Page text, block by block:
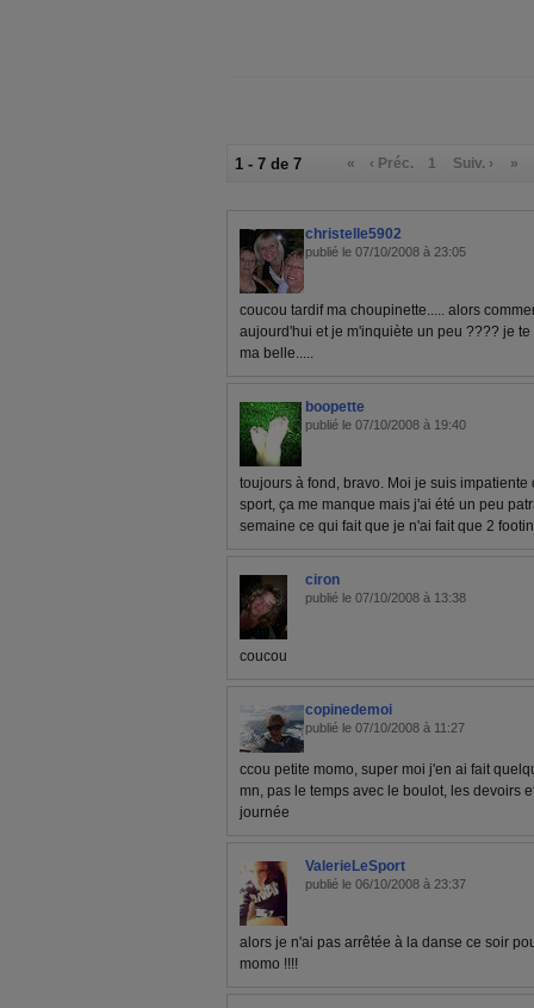
1 - 7 de 7 « ‹ Préc. 1 Suiv. › »
christelle5902
publié le 07/10/2008 à 23:05
coucou tardif ma choupinette..... alors
aujourd'hui et je m'inquiète un peu ???? je
ma belle.....
boopette
publié le 07/10/2008 à 19:40
toujours à fond, bravo. Moi je suis
sport, ça me manque mais j'ai été un peu
semaine ce qui fait que je n'ai fait que 2
ciron
publié le 07/10/2008 à 13:38
coucou
copinedemoi
publié le 07/10/2008 à 11:27
ccou petite momo, super moi j'en ai fait
mn, pas le temps avec le boulot, les devoirs
journée
ValerieLeSport
publié le 06/10/2008 à 23:37
alors je n'ai pas arrêtée à la danse ce soir
momo !!!!